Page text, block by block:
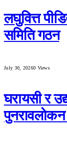
लघुवित्त
समिति गठन
July 30, 20260 Views
घरायसी र
पुनरावलोकन